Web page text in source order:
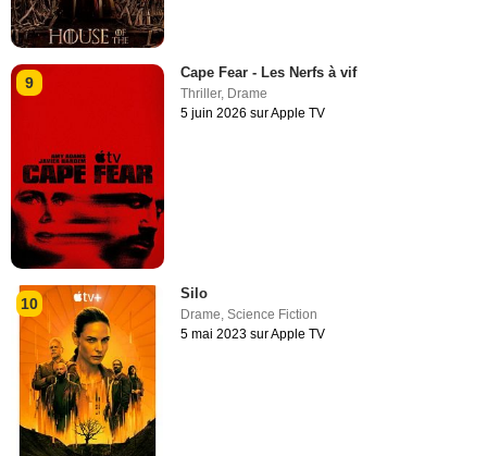
9
Cape Fear - Les Nerfs à vif
Thriller, Drame
5 juin 2026 sur Apple TV
10
Silo
Drame,Science Fiction
5 mai 2023 sur Apple TV